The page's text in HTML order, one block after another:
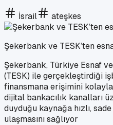
İsrail ateşkes
Şekerbank ve TESK’ten
Şekerbank, Türkiye Esnaf
(TESK) ile gerçekleştirdiği
finansmana erişimini
dijital bankacılık kanalları
duyduğu kaynağa hızlı,
ulaşmasını sağlıyor